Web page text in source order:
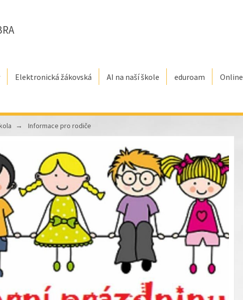
Elektronická žákovská AI na naší škole eduroam
Informace pro rodiče